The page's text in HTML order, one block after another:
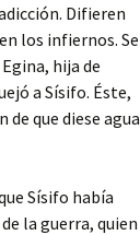
Difieren
los infiernos. Se
hija de
a Sísifo. Éste,
que diese agua
Sísifo había
la guerra, quien